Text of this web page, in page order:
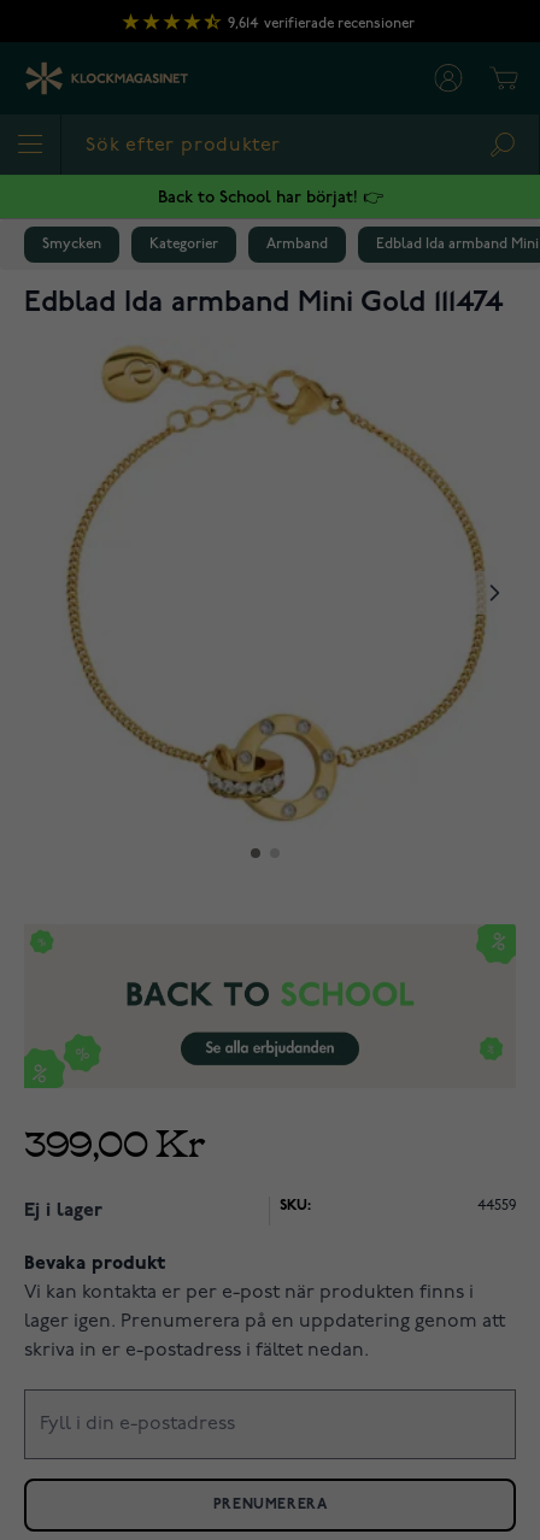
Hoppa till innehållet
9,614 verifierade recensioner
Back to School har börjat! 👉
Smycken Kategorier Armband Edblad Ida armband Mini
Edblad Ida armband Mini Gold 111474
399,00 Kr
Ej i lager SKU: 44559
Bevaka produkt
Vi kan kontakta er per e-post när produkten finns i
lager igen. Prenumerera på en uppdatering genom att
skriva in er e-postadress i fältet nedan.
PRENUMERERA